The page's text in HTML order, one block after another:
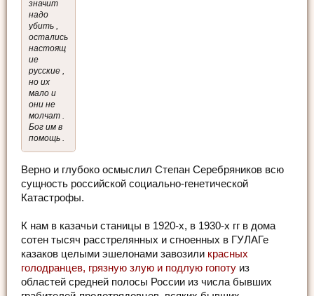
значит
надо
убить ,
остались
настоящ
ие
русские ,
но их
мало и
они не
молчат .
Бог им в
помощь .
Верно и глубоко осмыслил Степан Серебряников всю
сущность российской социально-генетической
Катастрофы.
К нам в казачьи станицы в 1920-х, в 1930-х гг в дома
сотен тысяч расстрелянных и сгноенных в ГУЛАГе
казаков целыми эшелонами завозили красных
голодранцев, грязную злую и подлую гопоту из
областей средней полосы России из числа бывших